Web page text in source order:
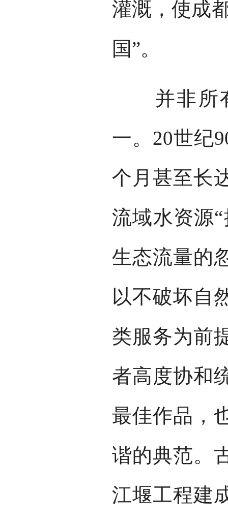
灌溉，使成
国”。
并非所有
一。20世纪
个月甚至长
流域水资源
生态流量的
以不破坏自
类服务为前
者高度协和
最佳作品，
谐的典范。
江堰工程建